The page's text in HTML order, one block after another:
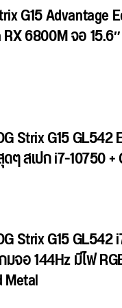
G15 Advantage
6800M จอ
Strix G15
ๆ สเปก i7-10750 +
Strix G15 GL542
มจอ 144Hz มีไฟ